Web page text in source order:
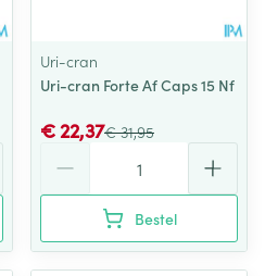
Uri-cran
Uri-cran Forte Af Caps 15 Nf
€ 31,95
€ 22,37
Bestel